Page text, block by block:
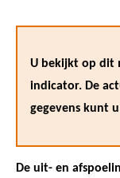
U bekijkt op dit
indicator. De
gegevens kunt
De uit- en